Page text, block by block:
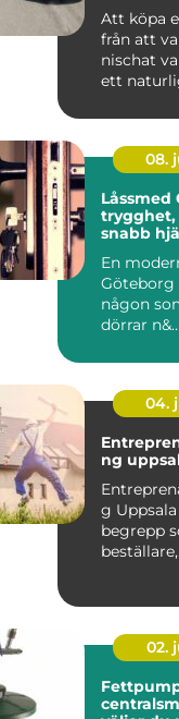
Att köpa
från att
nischat
ett
08.
Låssmed
trygghet,
snabb
En
Göteborg
någon
dörrar n&...
04.
ng
g
begrepp
beställare,
02.